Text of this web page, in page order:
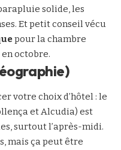
solide, les
Et petit conseil vécu
pour la chambre
octobre.
votre choix d’hôtel : le
et Alcudia) est
surtout l’après-midi.
mais ça peut être